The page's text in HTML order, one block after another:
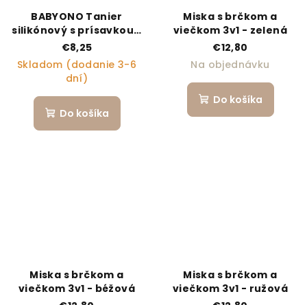
BABYONO Tanier
silikónový s prísavkou -
pink 6m+
€8,25
Skladom (dodanie 3-6
dní)
Do košíka
Miska s brčkom a
viečkom 3v1 - zelená
€12,80
Na objednávku
Do košíka
Miska s brčkom a
viečkom 3v1 - béžová
Miska s brčkom a
viečkom 3v1 - ružová